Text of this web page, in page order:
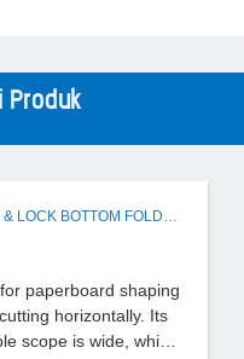
Produk
GDHH-900 AUTOMATIC PRE-FOLD & LOCK BOTTOM FOLDER GLUER MACHINE
paperboard shaping
horizontally. Its
scope is wide, which